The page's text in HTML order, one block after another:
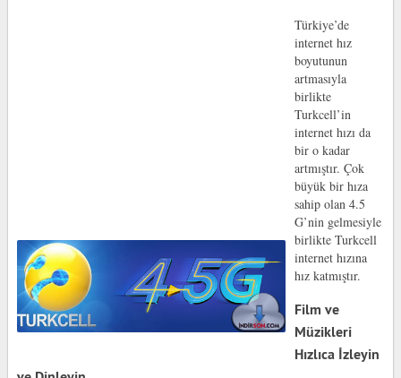
Türkiye’de
internet hız
boyutunun
artmasıyla
birlikte
Turkcell’in
internet hızı da
bir o kadar
artmıştır. Çok
büyük bir hıza
sahip olan 4.5
G’nin gelmesiyle
birlikte Turkcell
internet hızına
hız katmıştır.
Film ve
Müzikleri
Hızlıca İzleyin